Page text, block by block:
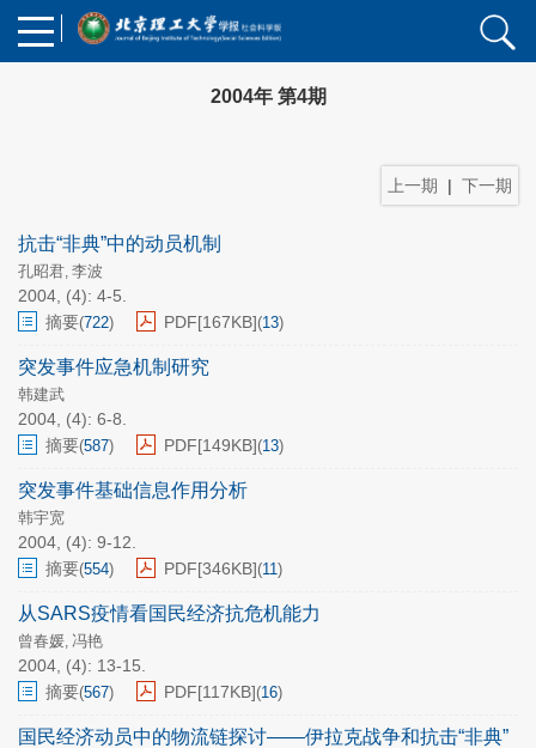
2004年 第4期
上一期 | 下一期
抗击“非典”中的动员机制
孔昭君, 李波
2004, (4): 4-5.
摘要(722) PDF[167KB](13)
突发事件应急机制研究
韩建武
2004, (4): 6-8.
摘要(587) PDF[149KB](13)
突发事件基础信息作用分析
韩宇宽
2004, (4): 9-12.
摘要(554) PDF[346KB](11)
从SARS疫情看国民经济抗危机能力
曾春媛, 冯艳
2004, (4): 13-15.
摘要(567) PDF[117KB](16)
国民经济动员中的物流链探讨——伊拉克战争和抗击“非典”